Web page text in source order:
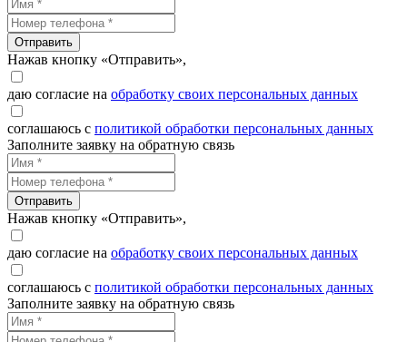
Отправить
Нажав кнопку «Отправить»,
даю согласие на обработку своих персональных данных
соглашаюсь с политикой обработки персональных данных
Заполните заявку на обратную связь
Отправить
Нажав кнопку «Отправить»,
даю согласие на обработку своих персональных данных
соглашаюсь с политикой обработки персональных данных
Заполните заявку на обратную связь